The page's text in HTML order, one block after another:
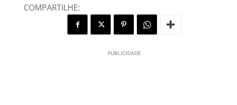
COMPARTILHE:
PUBLICIDADE